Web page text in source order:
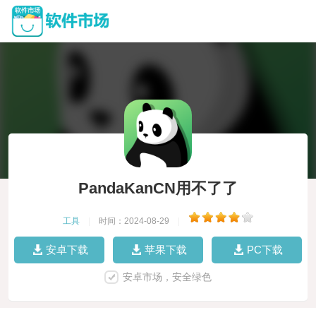
PandaKanCN用不了了
工具 时间：2024-08-29
安卓下载 苹果下载 PC下载
安卓市场，安全绿色